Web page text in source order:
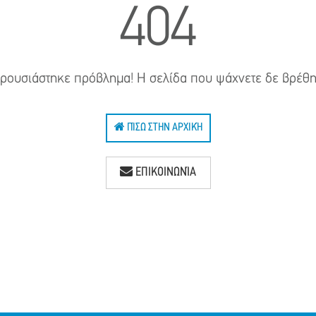
404
πρόβλημα! Η σελίδα που ψάχνετε δε
ΠΊΣΩ ΣΤΗΝ ΑΡΧΙΚΉ
ΕΠΙΚΟΙΝΩΝΊΑ